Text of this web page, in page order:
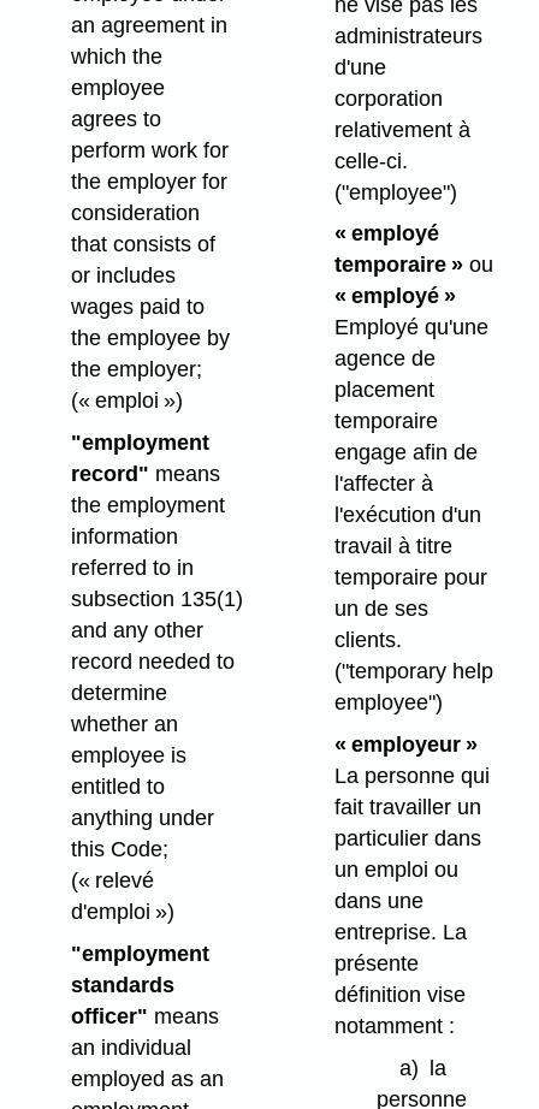
an agreement in
which the
employee
agrees to
perform work for
the employer for
consideration
that consists of
or includes
wages paid to
the employee by
the employer;
(« emploi »)
"employment
record" means
the employment
information
referred to in
subsection 135(1)
and any other
record needed to
determine
whether an
employee is
entitled to
anything under
this Code;
(« relevé
d'emploi »)
"employment
standards
officer" means
an individual
employed as an
administrateurs
d'une
corporation
relativement à
celle-ci.
("employee")
« employé
temporaire »ou
« employé »
Employé qu'une
agence de
placement
temporaire
engage afin de
l'affecter à
l'exécution d'un
travail à titre
temporaire pour
un de ses
clients.
("temporary help
employee")
« employeur »
La personne qui
fait travailler un
particulier dans
un emploi ou
dans une
entreprise. La
présente
définition vise
notamment :
a) la
personne